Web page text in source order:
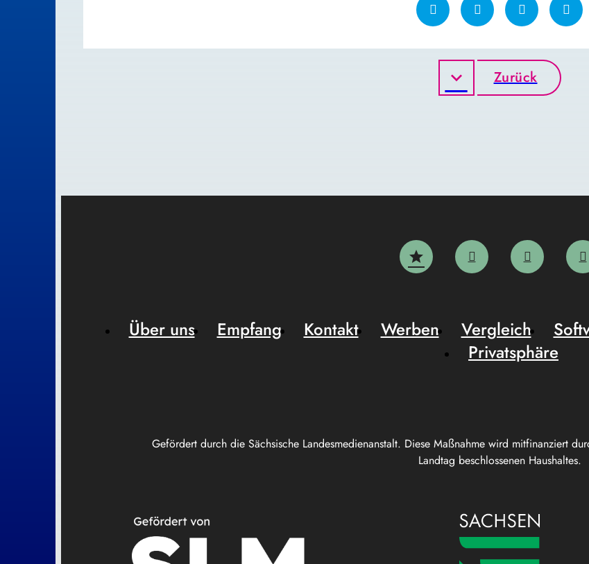
Zurück
Gefördert durch die Sächsische Landesmedienanstalt. Diese Maßnahme wird mitfinanziert
Landtag beschlossenen Haushaltes.
Über uns Empfang Kontakt Werben Vergleich
Privatsphäre